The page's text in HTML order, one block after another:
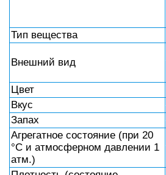
Тип вещества
Внешний вид
Цвет
Вкус
Запах
Агрегатное состояние (при 20
°C и атмосферном давлении 1
атм.)